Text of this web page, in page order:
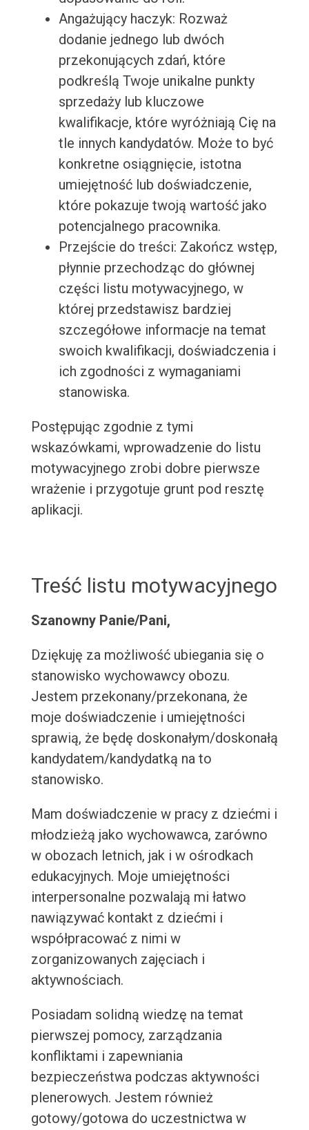
Angażujący haczyk: Rozważ
dodanie jednego lub dwóch
przekonujących zdań, które
podkreślą Twoje unikalne punkty
sprzedaży lub kluczowe
kwalifikacje, które wyróżniają Cię na
tle innych kandydatów. Może to być
konkretne osiągnięcie, istotna
umiejętność lub doświadczenie,
które pokazuje twoją wartość jako
potencjalnego pracownika.
Przejście do treści: Zakończ wstęp,
płynnie przechodząc do głównej
części listu motywacyjnego, w
której przedstawisz bardziej
szczegółowe informacje na temat
swoich kwalifikacji, doświadczenia i
ich zgodności z wymaganiami
stanowiska.
Postępując zgodnie z tymi
wskazówkami, wprowadzenie do listu
motywacyjnego zrobi dobre pierwsze
wrażenie i przygotuje grunt pod resztę
aplikacji.
Treść listu motywacyjnego
Szanowny Panie/Pani,
Dziękuję za możliwość ubiegania się o
stanowisko wychowawcy obozu.
Jestem przekonany/przekonana, że
moje doświadczenie i umiejętności
sprawią, że będę doskonałym/doskonałą
kandydatem/kandydatką na to
stanowisko.
Mam doświadczenie w pracy z dziećmi i
młodzieżą jako wychowawca, zarówno
w obozach letnich, jak i w ośrodkach
edukacyjnych. Moje umiejętności
interpersonalne pozwalają mi łatwo
nawiązywać kontakt z dziećmi i
współpracować z nimi w
zorganizowanych zajęciach i
aktywnościach.
Posiadam solidną wiedzę na temat
pierwszej pomocy, zarządzania
konfliktami i zapewniania
bezpieczeństwa podczas aktywności
plenerowych. Jestem również
gotowy/gotowa do uczestnictwa w